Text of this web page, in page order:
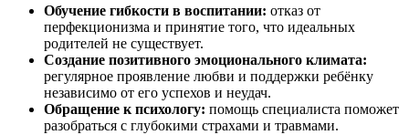
Обучение гибкости в воспитании: отказ от
перфекционизма и принятие того, что идеальных
родителей не существует.
Создание позитивного эмоционального климата:
регулярное проявление любви и поддержки ребёнку
независимо от его успехов и неудач.
Обращение к психологу: помощь специалиста поможет
разобраться с глубокими страхами и травмами.